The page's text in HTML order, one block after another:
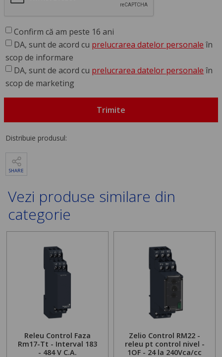
Confirm că am peste 16 ani
DA, sunt de acord cu prelucrarea datelor personale în
scop de informare
DA, sunt de acord cu prelucrarea datelor personale în
scop de marketing
Trimite
Distribuie produsul:
SHARE
Vezi produse similare din
categorie
Releu Control Faza
Rm17-Tt - Interval 183
- 484 V C.A.
Zelio Control RM22 -
releu pt control nivel -
1OF - 24 la 240Vca/cc